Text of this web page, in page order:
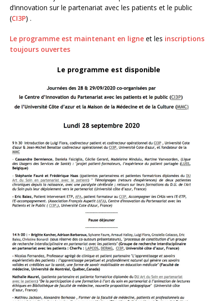
d’innovation sur le partenariat avec les patients et le public
(CI3P) .
Le programme est maintenant en ligne et les inscriptions
toujours ouvertes
Le programme est disponible